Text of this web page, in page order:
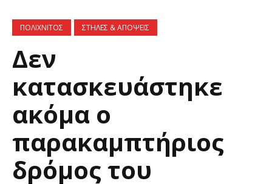
ΠΟΛΙΧΝΙΤΟΣ ΣΤΗΛΕΣ & ΑΠΟΨΕΙΣ
Δεν
κατασκευάστηκε
ακόμα ο
παρακαμπτήριος
δρόμος του